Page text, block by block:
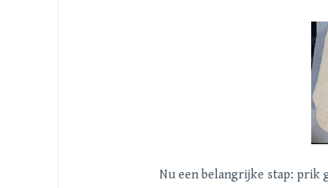
Nu een belangrijke stap: prik